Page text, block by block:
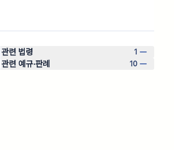
관련 법령 1
관련 예규·판례 10